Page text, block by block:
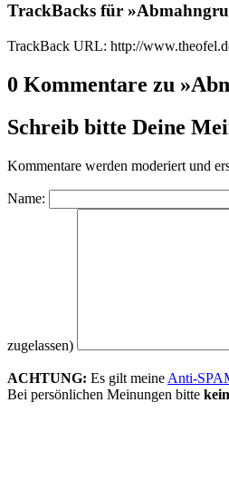
TrackBacks für
TrackBack URL: http://
0 Kommentare zu
Schreib bitte Deine
Kommentare werden moderiert und
Name:
zugelassen)
ACHTUNG: Es gilt meine Anti-
Bei persönlichen Meinungen bitte